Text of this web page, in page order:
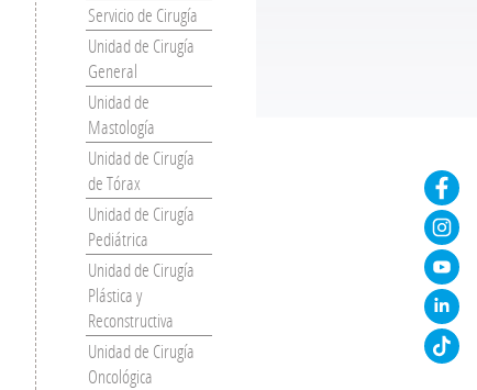
Servicio de Cirugía
Unidad de Cirugía
General
Unidad de
Mastología
Unidad de Cirugía
de Tórax
Unidad de Cirugía
Pediátrica
Unidad de Cirugía
Plástica y
Reconstructiva
Unidad de Cirugía
Oncológica